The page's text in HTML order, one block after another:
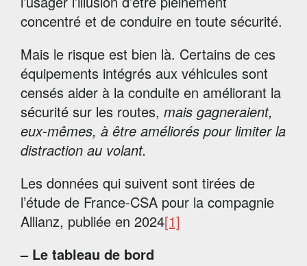
concentré et de conduire en toute sécurité.
Mais le risque est bien là. Certains de ces
équipements intégrés aux véhicules sont
censés aider à la conduite en améliorant la
sécurité sur les routes, mais gagneraient,
eux-mêmes, à être améliorés pour limiter la
distraction au volant.
Les données qui suivent sont tirées de
l’étude de France-CSA pour la compagnie
Allianz, publiée en 2024[1]
– Le tableau de bord